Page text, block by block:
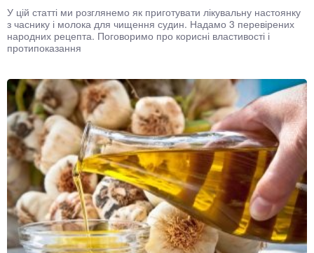
У цій статті ми розглянемо як приготувати лікувальну настоянку
з часнику і молока для чищення судин. Надамо 3 перевірених
народних рецепта. Поговоримо про корисні властивості і
протипоказання